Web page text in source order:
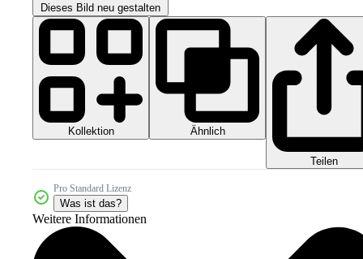
Dieses Bild neu gestalten
Kollektion Ähnlich
Teilen
Pro Standard Lizenz
Was ist das?
Weitere Informationen